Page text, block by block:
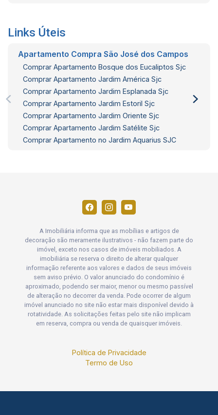
Links Úteis
Apartamento Compra São José dos Campos
Comprar Apartamento Bosque dos Eucaliptos Sjc
Comprar Apartamento Jardim América Sjc
Comprar Apartamento Jardim Esplanada Sjc
Comprar Apartamento Jardim Estoril Sjc
Comprar Apartamento Jardim Oriente Sjc
Comprar Apartamento Jardim Satélite Sjc
Comprar Apartamento no Jardim Aquarius SJC
A Imobiliária informa que as mobílias e artigos de
decoração são meramente ilustrativos - não fazem parte do
imóvel, exceto nos casos de imóveis mobiliados. A
imobiliária se reserva o direito de alterar qualquer
informação referente aos valores e dados de seus imóveis
sem aviso prévio. O valor anunciado do condomínio é
aproximado, podendo ser maior, menor ou mesmo passível
de alteração no decorrer da venda. Pode ocorrer de algum
imóvel anunciado no site não estar mais disponível devido à
rotatividade. As solicitações feitas pelo site não implicam
em reserva, compra ou venda de quaisquer imóveis.
Política de Privacidade
Termo de Uso